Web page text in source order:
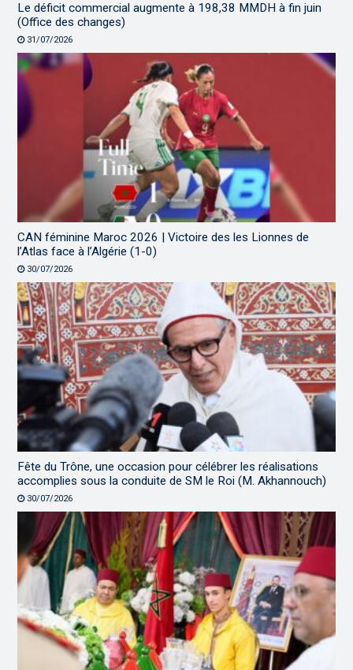
Le déficit commercial augmente à 198,38 MMDH à fin juin
(Office des changes)
31/07/2026
CAN féminine Maroc 2026 | Victoire des les Lionnes de
l’Atlas face à l’Algérie (1-0)
30/07/2026
Fête du Trône, une occasion pour célébrer les réalisations
accomplies sous la conduite de SM le Roi (M. Akhannouch)
30/07/2026